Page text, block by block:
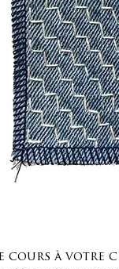
cours à votre